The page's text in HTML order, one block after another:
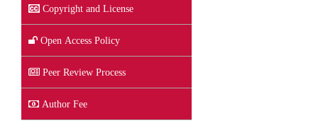
Copyright and License
Open Access Policy
Peer Review Process
Author Fee